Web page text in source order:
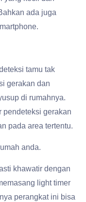
ada juga
tamu tak
gerakan dan
di rumahnya.
pendeteksi gerakan
pada area tertentu.
anda.
khawatir dengan
light timer
perangkat ini bisa